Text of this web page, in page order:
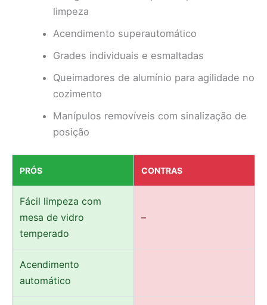
limpeza
Acendimento superautomático
Grades individuais e esmaltadas
Queimadores de alumínio para agilidade no
cozimento
Manípulos removíveis com sinalização de
posição
PRÓS CONTRAS
Fácil limpeza com
mesa de vidro
temperado
–
Acendimento
automático